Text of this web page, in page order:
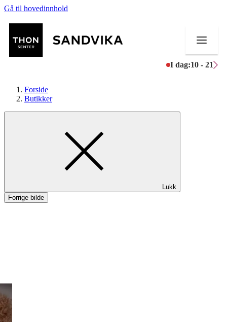
Gå til hovedinnhold
I dag:10 - 21
Mat og drikke
Aktiviteter
Forside
Butikker
Lukk
Forrige bilde